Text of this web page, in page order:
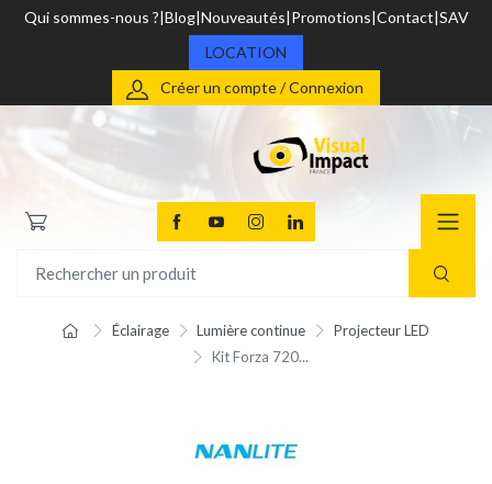
Qui sommes-nous ? Blog Nouveautés Promotions Contact SAV
LOCATION
Créer un compte / Connexion
Éclairage Lumière continue
Projecteur LED
Kit Forza 720...